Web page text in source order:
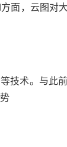
面，云图
技术。与